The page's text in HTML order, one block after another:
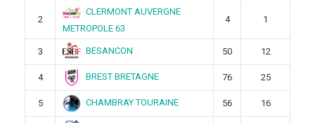
2
CLERMONT AUVERGNE
METROPOLE 63
4 1
3 BESANCON 50 12
4 BREST BRETAGNE 76 25
5 CHAMBRAY TOURAINE 56 16